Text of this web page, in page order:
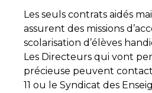
Les seuls contrats aidés
assurent des missions
scolarisation d’élèves
Les Directeurs qui vont
précieuse peuvent
11 ou le Syndicat des